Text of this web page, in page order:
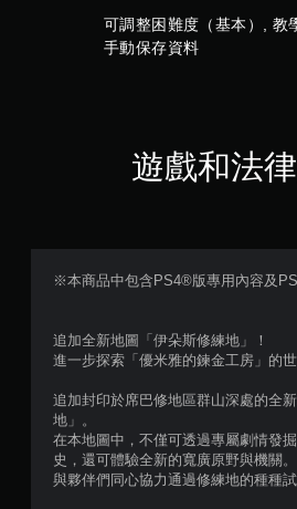
可調整困難度（基本）, 教
手動保存資料
遊戲和法
※本商品中包含PS4®版專用內容及
追加全新地圖「伊朵斯修練地」！
進一步探索「優米雅的鍊金工房」的世
追加封印於席巴修地區群山深處的全
地」。
在本地圖中，不僅可透過專屬劇情發
史，還可體驗全新的寬廣原野與機關。
與夥伴們同心協力通過修練地的種種試